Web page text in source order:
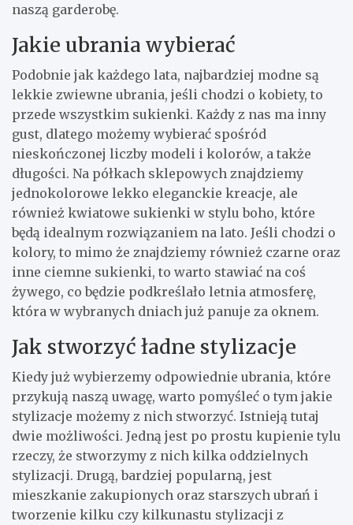
naszą garderobę.
Jakie ubrania wybierać
Podobnie jak każdego lata, najbardziej modne są
lekkie zwiewne ubrania, jeśli chodzi o kobiety, to
przede wszystkim sukienki. Każdy z nas ma inny
gust, dlatego możemy wybierać spośród
nieskończonej liczby modeli i kolorów, a także
długości. Na półkach sklepowych znajdziemy
jednokolorowe lekko eleganckie kreacje, ale
również kwiatowe sukienki w stylu boho, które
będą idealnym rozwiązaniem na lato. Jeśli chodzi o
kolory, to mimo że znajdziemy również czarne oraz
inne ciemne sukienki, to warto stawiać na coś
żywego, co będzie podkreślało letnia atmosferę,
która w wybranych dniach już panuje za oknem.
Jak stworzyć ładne stylizacje
Kiedy już wybierzemy odpowiednie ubrania, które
przykują naszą uwagę, warto pomyśleć o tym jakie
stylizacje możemy z nich stworzyć. Istnieją tutaj
dwie możliwości. Jedną jest po prostu kupienie tylu
rzeczy, że stworzymy z nich kilka oddzielnych
stylizacji. Drugą, bardziej popularną, jest
mieszkanie zakupionych oraz starszych ubrań i
tworzenie kilku czy kilkunastu stylizacji z